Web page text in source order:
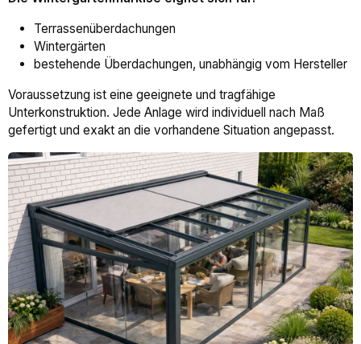
Terrassenüberdachungen
Wintergärten
bestehende Überdachungen, unabhängig vom Hersteller
Voraussetzung ist eine geeignete und tragfähige
Unterkonstruktion. Jede Anlage wird individuell nach Maß
gefertigt und exakt an die vorhandene Situation angepasst.